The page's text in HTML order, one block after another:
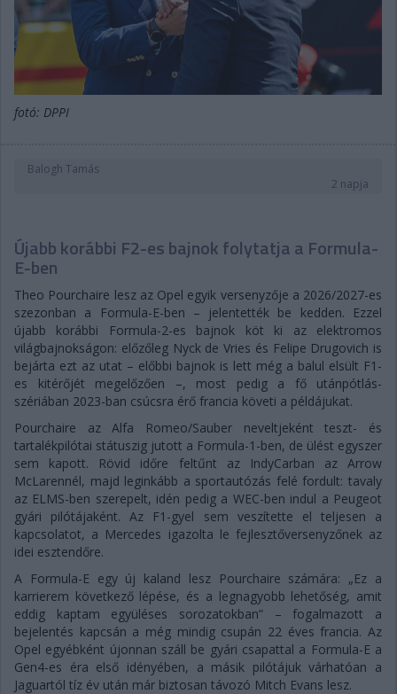
fotó: DPPI
Balogh Tamás
2 napja
Újabb korábbi F2-es bajnok folytatja a Formula-
E-ben
Theo Pourchaire lesz az Opel egyik versenyzője a 2026/2027-es
szezonban a Formula-E-ben – jelentették be kedden. Ezzel
újabb korábbi Formula-2-es bajnok köt ki az elektromos
világbajnokságon: előzőleg Nyck de Vries és Felipe Drugovich is
bejárta ezt az utat – előbbi bajnok is lett még a balul elsült F1-
es kitérőjét megelőzően –, most pedig a fő utánpótlás-
szériában 2023-ban csúcsra érő francia követi a példájukat.
Pourchaire az Alfa Romeo/Sauber neveltjeként teszt- és
tartalékpilótai státuszig jutott a Formula-1-ben, de ülést egyszer
sem kapott. Rövid időre feltűnt az IndyCarban az Arrow
McLarennél, majd leginkább a sportautózás felé fordult: tavaly
az ELMS-ben szerepelt, idén pedig a WEC-ben indul a Peugeot
gyári pilótájaként. Az F1-gyel sem veszítette el teljesen a
kapcsolatot, a Mercedes igazolta le fejlesztőversenyzőnek az
idei esztendőre.
A Formula-E egy új kaland lesz Pourchaire számára: „Ez a
karrierem következő lépése, és a legnagyobb lehetőség, amit
eddig kaptam együléses sorozatokban” – fogalmazott a
bejelentés kapcsán a még mindig csupán 22 éves francia. Az
Opel egyébként újonnan száll be gyári csapattal a Formula-E a
Gen4-es éra első idényében, a másik pilótájuk várhatóan a
Jaguartól tíz év után már biztosan távozó Mitch Evans lesz.